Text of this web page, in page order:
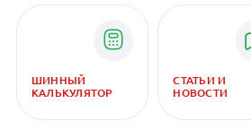
ШИННЫЙ
КАЛЬКУЛЯТОР
СТАТЬИ И
НОВОСТИ